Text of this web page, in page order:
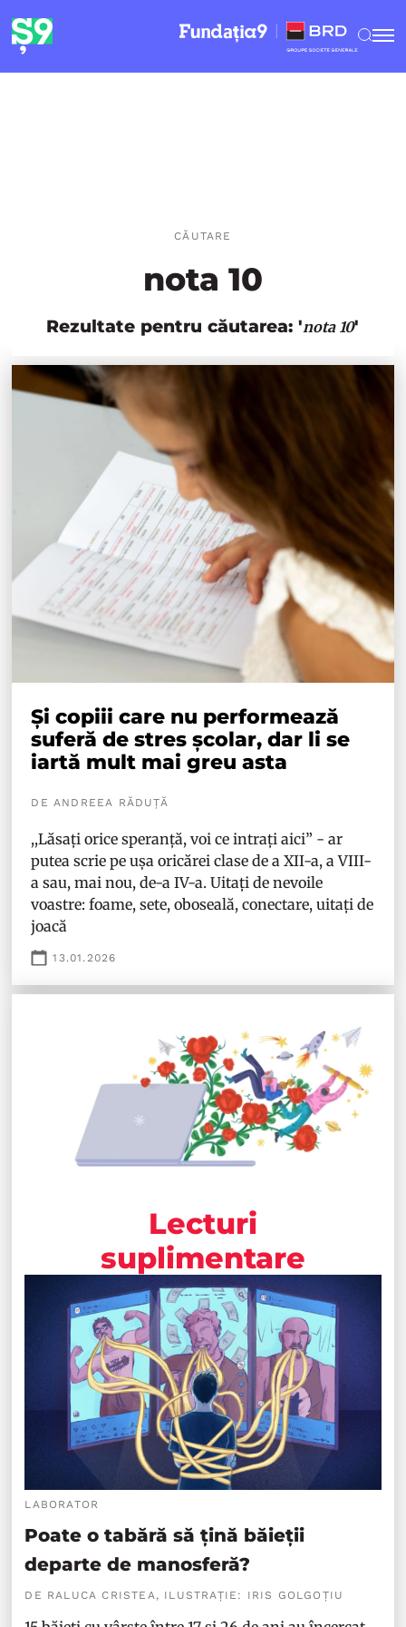
CĂUTARE
nota 10
Rezultate pentru căutarea: 'nota 10'
Și copiii care nu performează
suferă de stres școlar, dar li se
iartă mult mai greu asta
DE ANDREEA RĂDUȚĂ
,,Lăsați orice speranță, voi ce intrați aici” - ar
putea scrie pe ușa oricărei clase de a XII-a, a VIII-
a sau, mai nou, de-a IV-a. Uitați de nevoile
voastre: foame, sete, oboseală, conectare, uitați de
joacă
13.01.2026
Lecturi
suplimentare
LABORATOR
Poate o tabără să țină băieții
departe de manosferă?
DE RALUCA CRISTEA, ILUSTRAȚIE: IRIS GOLGOȚIU